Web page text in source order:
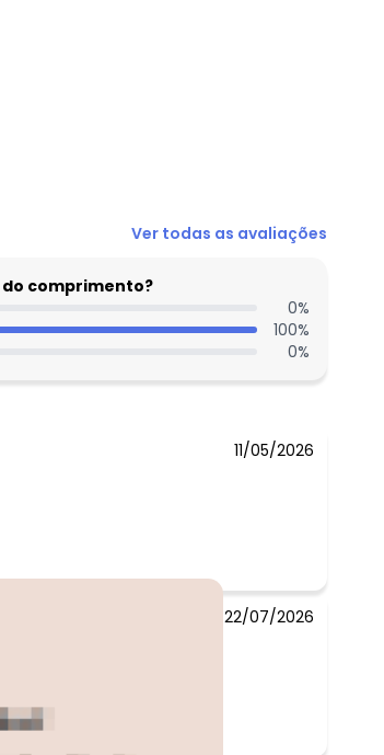
N/D*
R$ 132,99
N/D*
N/D*
N/D*
Ver todas as avaliações
comprimento?
0%
100%
0%
11/05/2026
22/07/2026